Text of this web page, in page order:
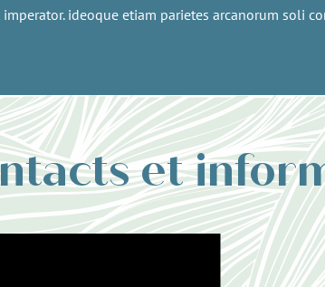
ideoque etiam parietes arcanorum soli
et